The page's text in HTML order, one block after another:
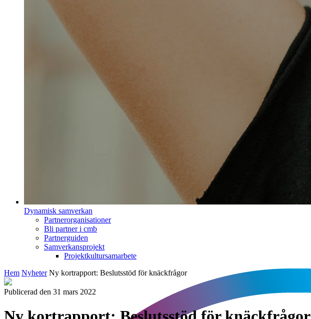
Dynamisk samverkan
Partnerorganisationer
Bli partner i cmb
Partnerguiden
Samverkansprojekt
Projektkultursamarbete
Hem Nyheter Ny kortrapport: Beslutsstöd för knäckfrågor
Publicerad den 31 mars 2022